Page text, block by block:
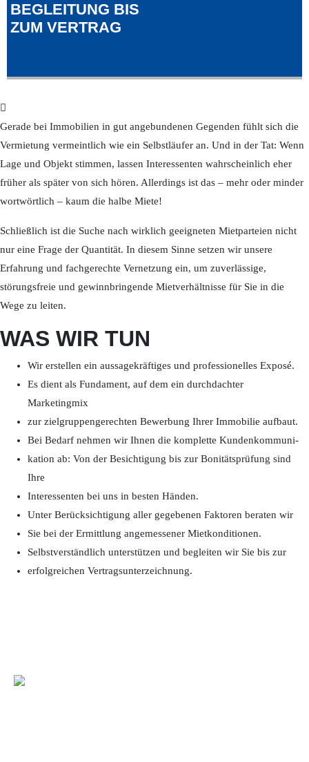
BEGLEITUNG BIS
ZUM VERTRAG
Gerade bei Immobilien in gut angebundenen Gegenden fühlt sich die
Vermietung vermeintlich wie ein Selbstläufer an. Und in der Tat: Wenn
Lage und Objekt stimmen, lassen Interessenten wahrscheinlich eher
früher als später von sich hören. Allerdings ist das – mehr oder minder
wortwörtlich – kaum die halbe Miete!
Schließlich ist die Suche nach wirklich geeigneten Mietparteien nicht
nur eine Frage der Quantität. In diesem Sinne setzen wir unsere
Erfahrung und fachgerechte Vernetzung ein, um zuverlässige,
störungsfreie und gewinnbringende Mietverhältnisse für Sie in die
Wege zu leiten.
WAS WIR TUN
Wir erstellen ein aussagekräftiges und professionelles Exposé.
Es dient als Fundament, auf dem ein durchdachter
Marketingmix
zur zielgruppengerechten Bewerbung Ihrer Immobilie aufbaut.
Bei Bedarf nehmen wir Ihnen die komplette Kundenkommuni-
kation ab: Von der Besichtigung bis zur Bonitätsprüfung sind
Ihre
Interessenten bei uns in besten Händen.
Unter Berücksichtigung aller gegebenen Faktoren beraten wir
Sie bei der Ermittlung angemessener Mietkonditionen.
Selbstverständlich unterstützen und begleiten wir Sie bis zur
erfolgreichen Vertragsunterzeichnung.